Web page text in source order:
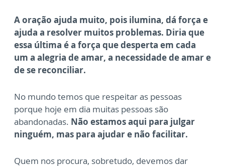
A oração ajuda muito, pois ilumina, dá força e
ajuda a resolver muitos problemas. Diria que
essa última é a força que desperta em cada
um a alegria de amar, a necessidade de amar e
de se reconciliar.
No mundo temos que respeitar as pessoas
porque hoje em dia muitas pessoas são
abandonadas. Não estamos aqui para julgar
ninguém, mas para ajudar e não facilitar.
Quem nos procura, sobretudo, devemos dar